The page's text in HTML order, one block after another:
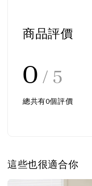
商品評價
0 / 5
總共有0個評價
這些也很適合你